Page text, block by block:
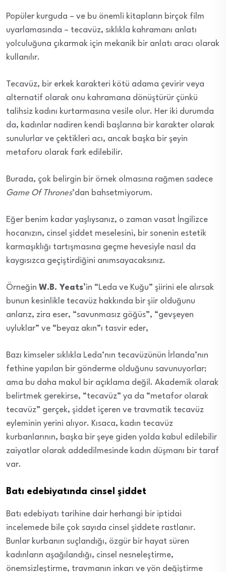
Popüler kurguda – ve bu önemli kitapların birçok film
uyarlamasında – tecavüz, sıklıkla kahramanı anlatı
yolculuğuna çıkarmak için mekanik bir anlatı aracı olarak
kullanılır.
Tecavüz, bir erkek karakteri kötü adama çevirir veya
alternatif olarak onu kahramana dönüştürür çünkü
talihsiz kadını kurtarmasına vesile olur. Her iki durumda
da, kadınlar nadiren kendi başlarına bir karakter olarak
sunulurlar ve çektikleri acı, ancak başka bir şeyin
metaforu olarak fark edilebilir.
Burada, çok belirgin bir örnek olmasına rağmen sadece
Game Of Thrones’dan bahsetmiyorum.
Eğer benim kadar yaşlıysanız, o zaman vasat İngilizce
hocanızın, cinsel şiddet meselesini, bir sonenin estetik
karmaşıklığı tartışmasına geçme hevesiyle nasıl da
kaygısızca geçiştirdiğini anımsayacaksınız.
Örneğin W.B. Yeats’in “Leda ve Kuğu” şiirini ele alırsak
bunun kesinlikle tecavüz hakkında bir şiir olduğunu
anlarız, zira eser, “savunmasız göğüs”, “gevşeyen
uyluklar” ve “beyaz akın”ı tasvir eder,
Bazı kimseler sıklıkla Leda’nın tecavüzünün İrlanda’nın
fethine yapılan bir gönderme olduğunu savunuyorlar;
ama bu daha makul bir açıklama değil. Akademik olarak
belirtmek gerekirse, “tecavüz” ya da “metafor olarak
tecavüz” gerçek, şiddet içeren ve travmatik tecavüz
eyleminin yerini alıyor. Kısaca, kadın tecavüz
kurbanlarının, başka bir şeye giden yolda kabul edilebilir
zaiyatlar olarak addedilmesinde kadın düşmanı bir taraf
var.
Batı edebiyatında cinsel şiddet
Batı edebiyatı tarihine dair herhangi bir iptidai
incelemede bile çok sayıda cinsel şiddete rastlanır.
Bunlar kurbanın suçlandığı, özgür bir hayat süren
kadınların aşağılandığı, cinsel nesneleştirme,
önemsizleştirme, travmanın inkarı ve yön değiştirme